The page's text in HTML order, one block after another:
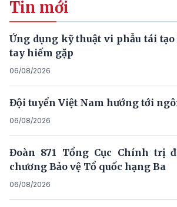
Tin mới
Ứng dụng kỹ thuật vi phẫu tái
tay hiếm gặp
06/08/2026
Đội tuyển Việt Nam hướng tới
06/08/2026
Đoàn 871 Tổng Cục Chính trị
chương Bảo vệ Tổ quốc hạng Ba
06/08/2026